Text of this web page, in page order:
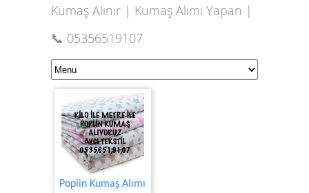
Kumaş Alınır | Kumaş Alımı Yapan |
📞 05356519107
Poplin Kumaş Alımı